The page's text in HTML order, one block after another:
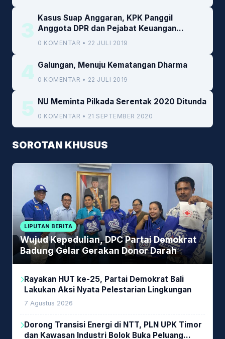
3
Kasus Suap Anggaran, KPK Panggil
Anggota DPR dan Pejabat Keuangan
Kemenkeu
0 KOMENTAR • 22 JULI 2019
4 Galungan, Menuju Kematangan Dharma
0 KOMENTAR • 22 JULI 2019
5 NU Meminta Pilkada Serentak 2020 Ditunda
0 KOMENTAR • 21 SEPTEMBER 2020
SOROTAN KHUSUS
LIPUTAN BERITA
Wujud Kepedulian, DPC Partai Demokrat
Badung Gelar Gerakan Donor Darah
Rayakan HUT ke-25, Partai Demokrat Bali
Lakukan Aksi Nyata Pelestarian Lingkungan
7 Agustus 2026
Dorong Transisi Energi di NTT, PLN UPK Timor
dan Kawasan Industri Bolok Buka Peluang